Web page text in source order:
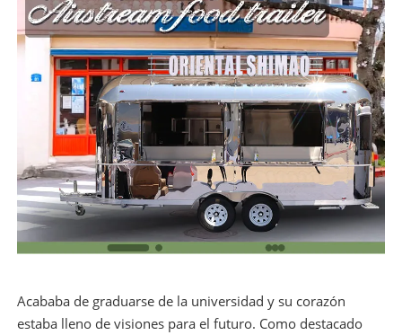
Acababa de graduarse de la universidad y su corazón
estaba lleno de visiones para el futuro. Como destacado